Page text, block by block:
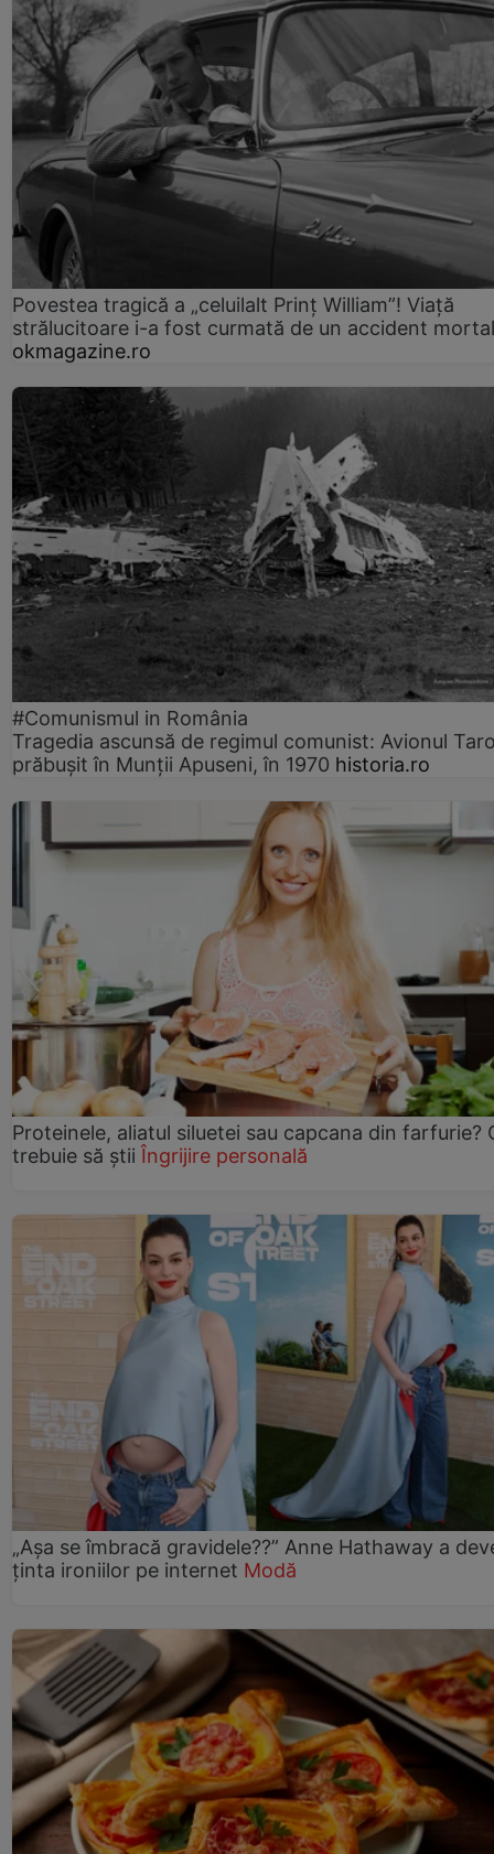
Povestea tragică a „celuilalt Prinț William”! Viață
strălucitoare i-a fost curmată de un accident mortal
okmagazine.ro
#Comunismul in România
Tragedia ascunsă de regimul comunist: Avionul
prăbușit în Munții Apuseni, în 1970 historia.ro
Proteinele, aliatul siluetei sau capcana din farfurie?
trebuie să știi Îngrijire personală
„Așa se îmbracă gravidele??” Anne Hathaway a
ținta ironiilor pe internet Modă